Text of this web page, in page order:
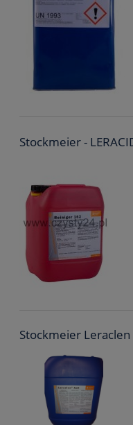
Stockmeier -
Stockmeier Leraclen